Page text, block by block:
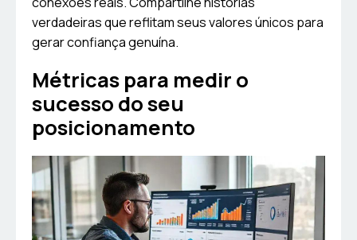
verdadeiras que reflitam seus valores únicos para
gerar confiança genuína.
Métricas para medir o
sucesso do seu
posicionamento